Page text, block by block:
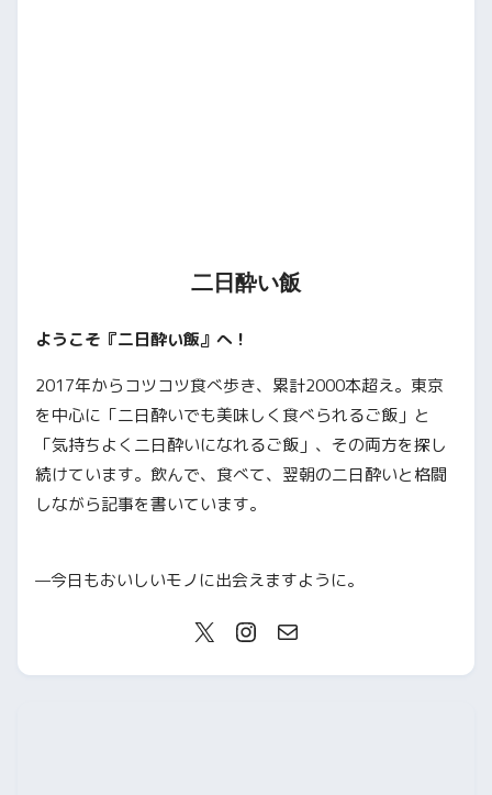
二日酔い飯
ようこそ『二日酔い飯』へ！
2017年からコツコツ食べ歩き、累計2000本超え。東京
を中心に「二日酔いでも美味しく食べられるご飯」と
「気持ちよく二日酔いになれるご飯」、その両方を探し
続けています。飲んで、食べて、翌朝の二日酔いと格闘
しながら記事を書いています。
—今日もおいしいモノに出会えますように。